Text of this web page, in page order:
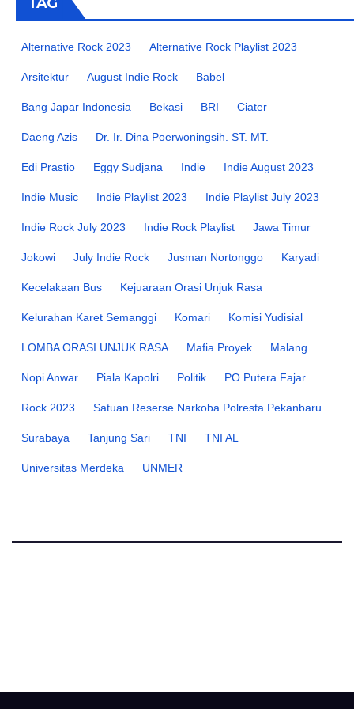
Alternative Rock 2023 Alternative Rock Playlist 2023
Arsitektur August Indie Rock Babel
Bang Japar Indonesia Bekasi BRI Ciater
Daeng Azis Dr. Ir. Dina Poerwoningsih. ST. MT.
Edi Prastio Eggy Sudjana Indie Indie August 2023
Indie Music Indie Playlist 2023 Indie Playlist July 2023
Indie Rock July 2023 Indie Rock Playlist Jawa Timur
Jokowi July Indie Rock Jusman Nortonggo Karyadi
Kecelakaan Bus Kejuaraan Orasi Unjuk Rasa
Kelurahan Karet Semanggi Komari Komisi Yudisial
LOMBA ORASI UNJUK RASA Mafia Proyek Malang
Nopi Anwar Piala Kapolri Politik PO Putera Fajar
Rock 2023 Satuan Reserse Narkoba Polresta Pekanbaru
Surabaya Tanjung Sari TNI TNI AL
Universitas Merdeka UNMER